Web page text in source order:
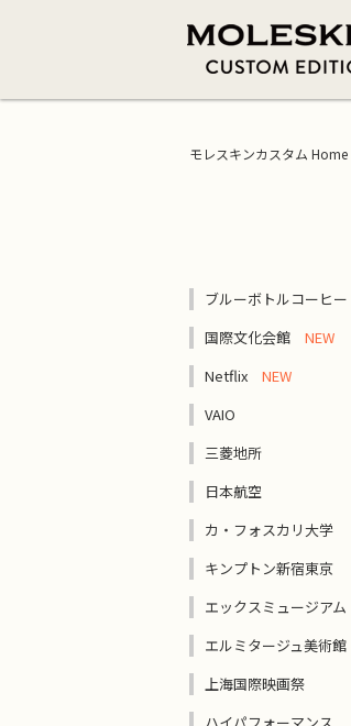
ダブルレイアウトノートブック
ハードカバーノートブック一覧
ソフトカバーノートブック
Xラージ
ラージ
ポケット
ソフトカバーノートブック一覧
シルクスクリーン
セミカスタマイズを詳しく見る
モレスキンカスタム Home
ブルーボトルコーヒー
国際文化会館
Netflix
VAIO
三菱地所
日本航空
カ・フォスカリ大学
キンプトン新宿東京
エックスミュージアム
エルミタージュ美術館
上海国際映画祭